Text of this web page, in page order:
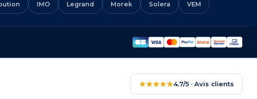
IMO Legrand Morek Solera VEM
★★★★★4.7/5 · Avis clients